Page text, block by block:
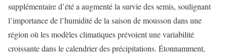
supplémentaire d’été a augmenté la survie des semis, soulignant
l’importance de l’humidité de la saison de mousson dans une
région où les modèles climatiques prévoient une variabilité
croissante dans le calendrier des précipitations. Étonnamment,